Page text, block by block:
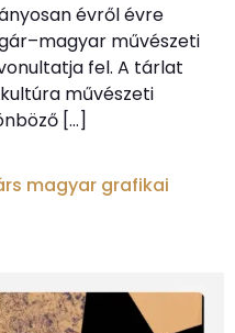
évről évre
művészeti
fel. A tárlat
művészeti
[…]
magyar grafikai